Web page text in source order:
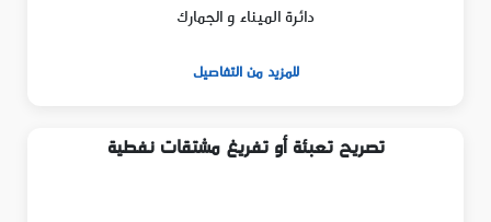
دائرة الميناء و الجمارك
للمزيد من التفاصيل
تصريح تعبئة أو تفريغ مشتقات نفطية